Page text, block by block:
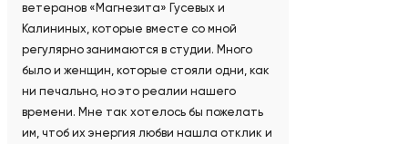
ветеранов «Магнезита» Гусевых и
Калининых, которые вместе со мной
регулярно занимаются в студии. Много
было и женщин, которые стояли одни, как
ни печально, но это реалии нашего
времени. Мне так хотелось бы пожелать
им, чтоб их энергия любви нашла отклик и